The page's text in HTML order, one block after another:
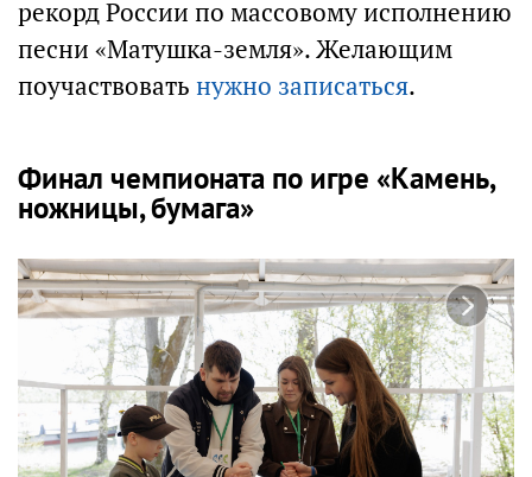
рекорд России по массовому исполнению
песни «Матушка-земля». Желающим
поучаствовать нужно записаться.
Финал чемпионата по игре «Камень,
ножницы, бумага»